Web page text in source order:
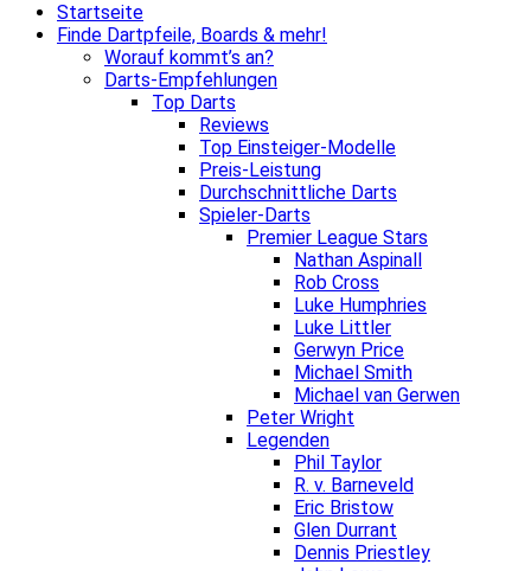
Startseite
Finde Dartpfeile, Boards & mehr!
Worauf kommt’s an?
Darts-Empfehlungen
Top Darts
Reviews
Top Einsteiger-Modelle
Preis-Leistung
Durchschnittliche Darts
Spieler-Darts
Premier League Stars
Nathan Aspinall
Rob Cross
Luke Humphries
Luke Littler
Gerwyn Price
Michael Smith
Michael van Gerwen
Peter Wright
Legenden
Phil Taylor
R. v. Barneveld
Eric Bristow
Glen Durrant
Dennis Priestley